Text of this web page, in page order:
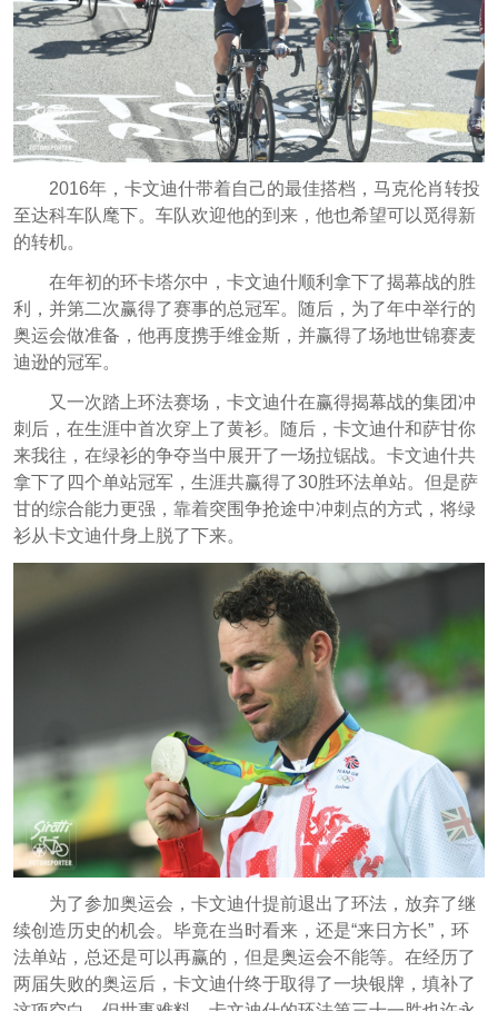
2016年，卡文迪什带着自己的最佳搭档，马克伦肖转投
至达科车队麾下。车队欢迎他的到来，他也希望可以觅得新
的转机。
在年初的环卡塔尔中，卡文迪什顺利拿下了揭幕战的胜
利，并第二次赢得了赛事的总冠军。随后，为了年中举行的
奥运会做准备，他再度携手维金斯，并赢得了场地世锦赛麦
迪逊的冠军。
又一次踏上环法赛场，卡文迪什在赢得揭幕战的集团冲
刺后，在生涯中首次穿上了黄衫。随后，卡文迪什和萨甘你
来我往，在绿衫的争夺当中展开了一场拉锯战。卡文迪什共
拿下了四个单站冠军，生涯共赢得了30胜环法单站。但是萨
甘的综合能力更强，靠着突围争抢途中冲刺点的方式，将绿
衫从卡文迪什身上脱了下来。
为了参加奥运会，卡文迪什提前退出了环法，放弃了继
续创造历史的机会。毕竟在当时看来，还是“来日方长”，环
法单站，总还是可以再赢的，但是奥运会不能等。在经历了
两届失败的奥运后，卡文迪什终于取得了一块银牌，填补了